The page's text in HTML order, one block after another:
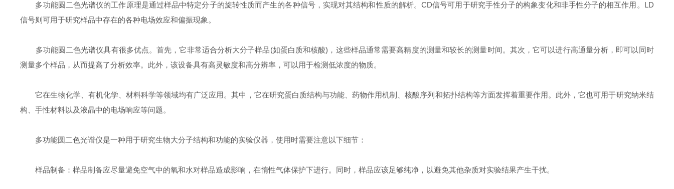
多功能圆二色光谱仪的工作原理是通过样品中特定分子的旋转性质而产生的各种信号，实现对其结构和性质的解析。CD信号可用于研究手性分子的构象变化和非手性分子的相互作用。LD
信号则可用于研究样品中存在的各种电场效应和偏振现象。
多功能圆二色光谱仪具有很多优点。首先，它非常适合分析大分子样品(如蛋白质和核酸)，这些样品通常需要高精度的测量和较长的测量时间。其次，它可以进行高通量分析，即可以同时
测量多个样品，从而提高了分析效率。此外，该设备具有高灵敏度和高分辨率，可以用于检测低浓度的物质。
它在生物化学、有机化学、材料科学等领域均有广泛应用。其中，它在研究蛋白质结构与功能、药物作用机制、核酸序列和拓扑结构等方面发挥着重要作用。此外，它也可用于研究纳米结
构、手性材料以及液晶中的电场响应等问题。
多功能圆二色光谱仪是一种用于研究生物大分子结构和功能的实验仪器，使用时需要注意以下细节：
样品制备：样品制备应尽量避免空气中的氧和水对样品造成影响，在惰性气体保护下进行。同时，样品应该足够纯净，以避免其他杂质对实验结果产生干扰。